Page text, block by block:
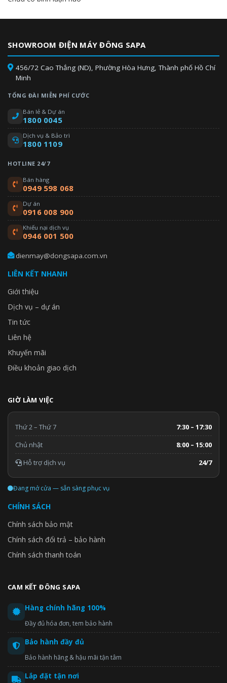
Chẩn Đoán Sự Cố Thông
Minh**
Ứng Dụng Smart Check
Hệ thống theo dõi lỗi tự động Smart Check sẽ phát hiện, chẩn
thoại.* Tiết kiệm thời gian và tối ưu chi phí cho dịch vụ sửa
*Khả dụng trên cả thiết bị Android và iOS. Cần kết nối mạng để
sử dụng. **Trong một số trường hợp cần đến dịch vụ sửa chữa
tận nhà, sẽ có các chi phí phát sinh.
Cửa Đóng Mềm Tự Động
Cửa Máy Giặt Soft Close
Không cần lo lắng bởi những tiếng sập bất ngờ mỗi khi đóng
máy giặt với cửa đóng mềm Soft Close. Bộ giảm chấn tự động
giúp làm chậm chuyển động của cửa máy giặt. Cửa kính cường
lực cho phép bạn theo dõi hoạt động bên trong lồng giặt mà
không cần mở nắp. Mặt kính với độ bền cao, hạn chế tình trạng
trầy xước và hư hỏng.
SHOWROOM ĐIỆN MÁY ĐÔNG SAPA
456/72 Cao Thắng (ND), Phường Hòa Hưng, Thành phố Hồ Chí
Minh
TỔNG ĐÀI MIỄN PHÍ CƯỚC
Bán lẻ & Dự án
1800 0045
Dịch vụ & Bảo trì
1800 1109
HOTLINE 24/7
Bán hàng
0949 598 068
Dự án
0916 008 900
Khiếu nại dịch vụ
0946 001 500
dienmay@dongsapa.com.vn
LIÊN KẾT NHANH
Giới thiệu
Dịch vụ – dự án
Tin tức
Liên hệ
Khuyến mãi
Điều khoản giao dịch
GIỜ LÀM VIỆC
Thứ 2 – Thứ 7
7:30 – 17:30
Chủ nhật
8:00 – 15:00
Hỗ trợ dịch vụ
24/7
Đang mở cửa — sẵn sàng phục vụ
CHÍNH SÁCH
Chính sách bảo mật
Chính sách đổi trả – bảo hành
Chính sách thanh toán
CAM KẾT ĐÔNG SAPA
Hàng chính hãng 100%
Đầy đủ hóa đơn, tem bảo hành
Bảo hành đầy đủ
Bảo hành hãng & hậu mãi tận tâm
Lắp đặt tận nơi